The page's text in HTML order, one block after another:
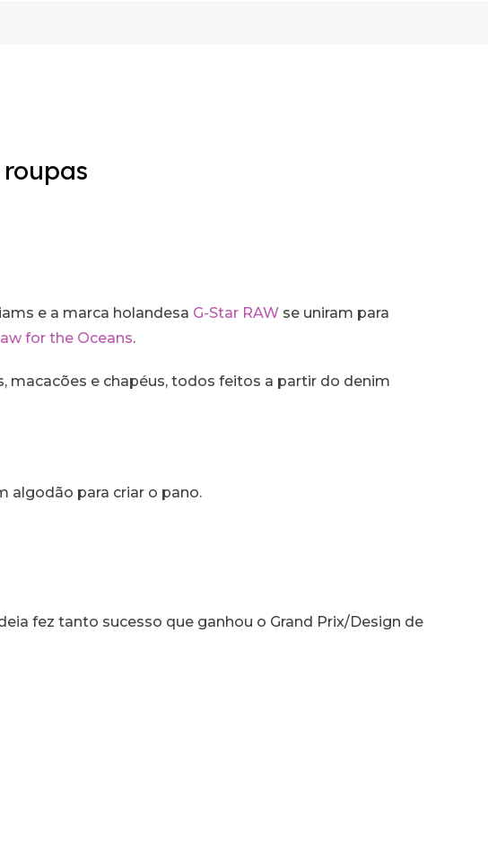
e a marca holandesa G-Star RAW se uniram para
for the Oceans.
macacões e chapéus, todos feitos a partir do denim
algodão para criar o pano.
fez tanto sucesso que ganhou o Grand Prix/Design de